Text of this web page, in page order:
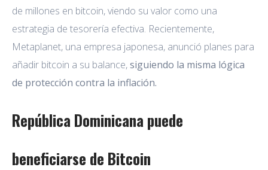
de millones en bitcoin, viendo su valor como una
estrategia de tesorería efectiva. Recientemente,
Metaplanet, una empresa japonesa, anunció planes para
añadir bitcoin a su balance,siguiendo la misma lógica
de protección contra la inflación.
República Dominicana puede
beneficiarse de Bitcoin